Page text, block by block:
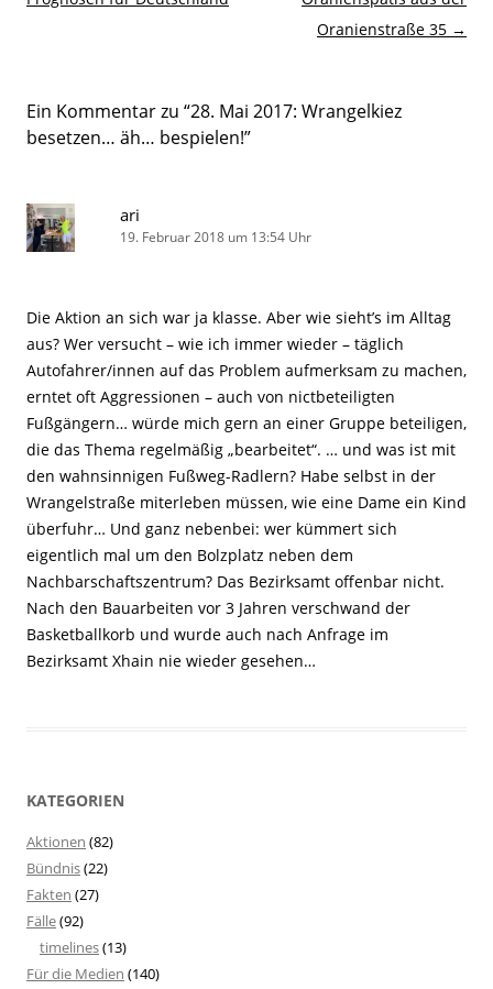
Oranienstraße 35 →
Ein Kommentar zu “28. Mai 2017: Wrangelkiez
besetzen… äh… bespielen!”
ari
19. Februar 2018 um 13:54 Uhr
Die Aktion an sich war ja klasse. Aber wie sieht’s im Alltag
aus? Wer versucht – wie ich immer wieder – täglich
Autofahrer/innen auf das Problem aufmerksam zu machen,
erntet oft Aggressionen – auch von nictbeteiligten
Fußgängern… würde mich gern an einer Gruppe beteiligen,
die das Thema regelmäßig „bearbeitet“. … und was ist mit
den wahnsinnigen Fußweg-Radlern? Habe selbst in der
Wrangelstraße miterleben müssen, wie eine Dame ein Kind
überfuhr… Und ganz nebenbei: wer kümmert sich
eigentlich mal um den Bolzplatz neben dem
Nachbarschaftszentrum? Das Bezirksamt offenbar nicht.
Nach den Bauarbeiten vor 3 Jahren verschwand der
Basketballkorb und wurde auch nach Anfrage im
Bezirksamt Xhain nie wieder gesehen…
KATEGORIEN
Aktionen (82)
Bündnis(22)
Fakten (27)
Fälle(92)
timelines(13)
Für die Medien (140)